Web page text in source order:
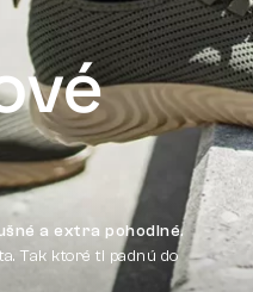
a extra pohodlné.
Tak ktoré ti padnú do